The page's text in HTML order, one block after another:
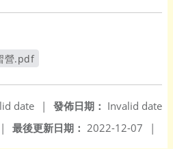
營.pdf
發佈日期： Invalid date
date
|
最後更新日期： 2022-12-07 |
|